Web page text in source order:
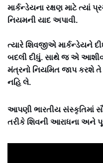
માર્કન્ડેયના રક્ષણ માટે ત્યાં
નિયમની યાદ અપાવી.
ત્યારે શિવજીએ માર્કન્ડેયને
બદલી દીધું. સાથે જ એ
મંત્રનો નિયમિત જાપ કરશે તે
નહિ લે.
આપણી ભારતીય સંસ્કૃતિમાં
તરીકે શિવની આરાધના અને